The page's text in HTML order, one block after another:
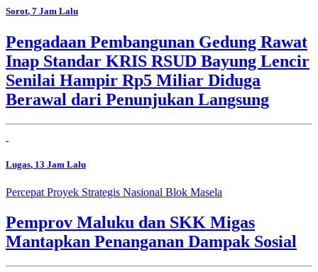
Sorot, 7 Jam Lalu
Pengadaan Pembangunan Gedung Rawat
Inap Standar KRIS RSUD Bayung Lencir
Senilai Hampir Rp5 Miliar Diduga
Berawal dari Penunjukan Langsung
Lugas, 13 Jam Lalu
Percepat Proyek Strategis Nasional Blok Masela
Pemprov Maluku dan SKK Migas
Mantapkan Penanganan Dampak Sosial